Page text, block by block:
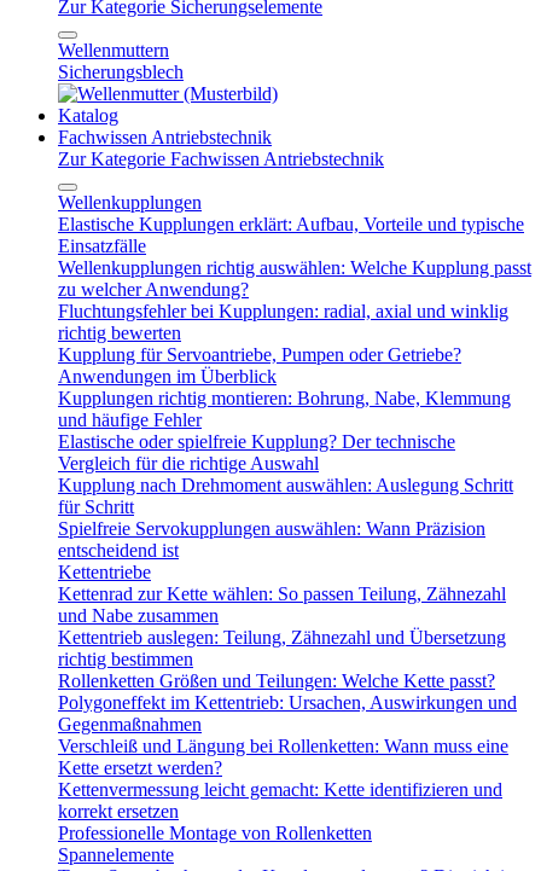
Zur Kategorie Sicherungselemente
Wellenmuttern
Sicherungsblech
Katalog
Fachwissen Antriebstechnik
Zur Kategorie Fachwissen Antriebstechnik
Wellenkupplungen
Elastische Kupplungen erklärt: Aufbau, Vorteile und typische
Einsatzfälle
Wellenkupplungen richtig auswählen: Welche Kupplung passt
zu welcher Anwendung?
Fluchtungsfehler bei Kupplungen: radial, axial und winklig
richtig bewerten
Kupplung für Servoantriebe, Pumpen oder Getriebe?
Anwendungen im Überblick
Kupplungen richtig montieren: Bohrung, Nabe, Klemmung
und häufige Fehler
Elastische oder spielfreie Kupplung? Der technische
Vergleich für die richtige Auswahl
Kupplung nach Drehmoment auswählen: Auslegung Schritt
für Schritt
Spielfreie Servokupplungen auswählen: Wann Präzision
entscheidend ist
Kettentriebe
Kettenrad zur Kette wählen: So passen Teilung, Zähnezahl
und Nabe zusammen
Kettentrieb auslegen: Teilung, Zähnezahl und Übersetzung
richtig bestimmen
Rollenketten Größen und Teilungen: Welche Kette passt?
Polygoneffekt im Kettentrieb: Ursachen, Auswirkungen und
Gegenmaßnahmen
Verschleiß und Längung bei Rollenketten: Wann muss eine
Kette ersetzt werden?
Kettenvermessung leicht gemacht: Kette identifizieren und
korrekt ersetzen
Professionelle Montage von Rollenketten
Spannelemente